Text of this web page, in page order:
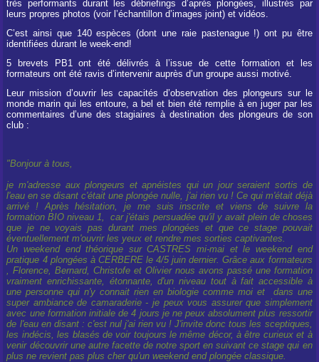
très performants durant les débriefings d’après plongées, illustrés par
leurs propres photos (voir l’échantillon d’images joint) et vidéos.
C’est ainsi que 140 espèces (dont une raie pastenague !) ont pu être
identifiées durant le week-end!
5 brevets PB1 ont été délivrés à l’issue de cette formation et les
formateurs ont été ravis d’intervenir auprès d’un groupe aussi motivé.
Leur mission d’ouvrir les capacités d’observation des plongeurs sur le
monde marin qui les entoure, a bel et bien été remplie à en juger par les
commentaires d’une des stagiaires à destination des plongeurs de son
club :
"Bonjour à tous,
je m'adresse aux plongeurs et apnéistes qui un jour seraient sortis de
l'eau en se disant c'était une plongée nulle, j'ai rien vu ! Ce qui m'était déjà
arrivé ! Après hésitation, je me suis inscrite et viens de suivre la
formation BIO niveau 1, car j'étais persuadée qu'il y avait plein de choses
que je ne voyais pas durant mes plongées et que ce stage pouvait
éventuellement m'ouvrir les yeux et rendre mes sorties captivantes.
Un weekend end théorique sur CASTRES mi-mai et le weekend end
pratique 4 plongées à CERBERE le 4/5 juin dernier. Grâce aux formateurs
, Florence, Bernard, Christofe et Olivier nous avons passé une formation
vraiment enrichissante, étonnante, d'un niveau tout à fait accessible à
une personne qui n'y connait rien en biologie comme moi et dans une
super ambiance de camaraderie - je peux vous assurer que simplement
avec une formation initiale de 4 jours je ne peux absolument plus ressortir
de l'eau en disant : c'est nul j'ai rien vu ! J'invite donc tous les sceptiques,
les indécis, les blasés de voir toujours le même décor, à être curieux et à
venir découvrir une autre facette de notre sport en suivant ce stage qui en
plus ne revient pas plus cher qu'un weekend end plongée classique.